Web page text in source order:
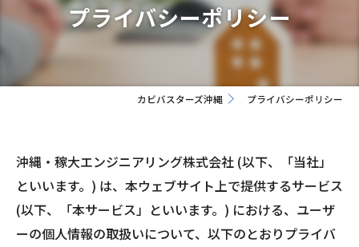
プライバシーポリシー
カビバスターズ沖縄 プライバシーポリシー
沖縄・稼大エンジニアリング株式会社 (以下、「当社」
といいます。) は、本ウェブサイト上で提供するサービス
(以下、「本サービス」といいます。) における、ユーザ
ーの個人情報の取扱いについて、以下のとおりプライバ